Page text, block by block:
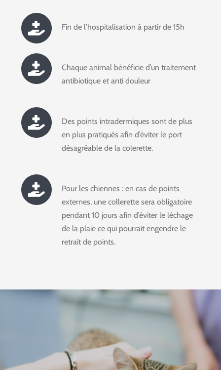
Fin de l’hospitalisation à partir de 15h
Chaque animal bénéficie d’un traitement
antibiotique et anti douleur
Des points intradermiques sont de plus
en plus pratiqués afin d’éviter le port
désagréable de la colerette.
Pour les chiennes : en cas de points
externes, une collerette sera obligatoire
pendant 10 jours afin d’éviter le léchage
de la plaie ce qui pourrait engendre le
retrait de points.